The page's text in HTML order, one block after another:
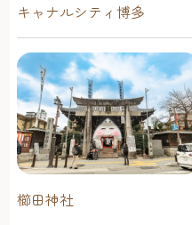
キャナルシティ博多
櫛田神社